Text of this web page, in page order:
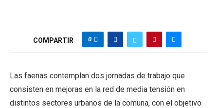
COMPARTIR 0
Las faenas contemplan dos jornadas de trabajo que
consisten en mejoras en la red de media tensión en
distintos sectores urbanos de la comuna, con el objetivo